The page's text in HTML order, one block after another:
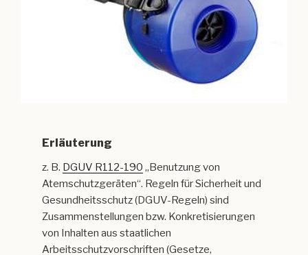
Erläuterung
z. B. DGUV R112-190 „Benutzung von
Atemschutzgeräten“. Regeln für Sicherheit und
Gesundheitsschutz (DGUV-Regeln) sind
Zusammenstellungen bzw. Konkretisierungen
von Inhalten aus staatlichen
Arbeitsschutzvorschriften (Gesetze,